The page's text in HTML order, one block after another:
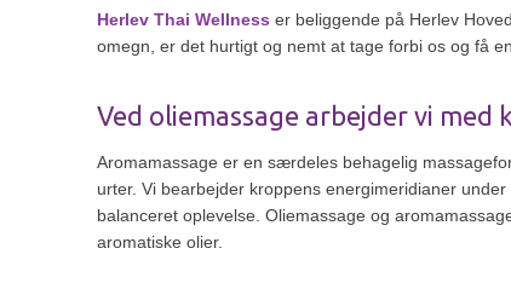
Herlev Thai Wellness er beliggende på Herlev
omegn, er det hurtigt og nemt at tage forbi os og få
Ved oliemassage arbejder vi
Aromamassage er en særdeles behagelig
urter.​ Vi bearbejder kroppens energimeridianer
balanceret oplevelse. Oliemassage og
aromatiske olier.